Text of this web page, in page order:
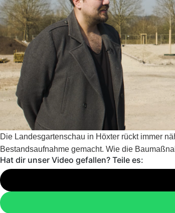
Die Landesgartenschau in Höxter rückt immer
Bestandsaufnahme gemacht. Wie die
Hat dir unser Video gefallen? Teile es: